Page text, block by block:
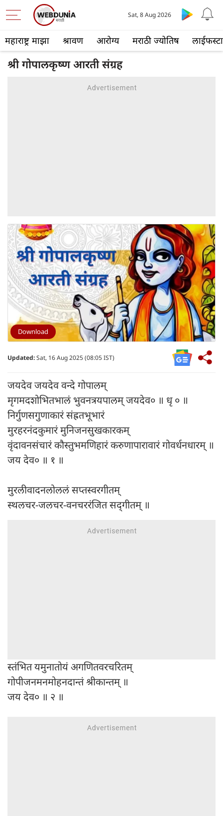
महाराष्ट्र माझा श्रावण आरोग्य मराठी ज्योतिष
Sat, 8 Aug 2026
श्री गोपालकृष्ण आरती संग्रह
Download
Updated:Sat, 16 Aug 2025 (08:05 IST)
जयदेव जयदेव वन्दे गोपालम्
मृगमदशोभितभालं भुवनत्रयपालम् जयदेव० ॥ धृ ० ॥
निर्गुणसगुणाकारं संह्रतभूभारं
मुरहरनंदकुमारं मुनिजनसुखकारकम्
वृंदावनसंचारं कौस्तुभमणिहारं करुणापारावारं गोवर्धनधारम् ॥
जय देव० ॥ १ ॥
मुरलीवादनलोललं सप्तस्वरगीतम्
स्थलचर-जलचर-वनचररंजित सद्‍गीतम् ॥
स्तंभित यमुनातोयं अगणितवरचरितम्
गोपीजनमनमोहनदान्तं श्रीकान्तम् ॥
जय देव० ॥ २ ॥